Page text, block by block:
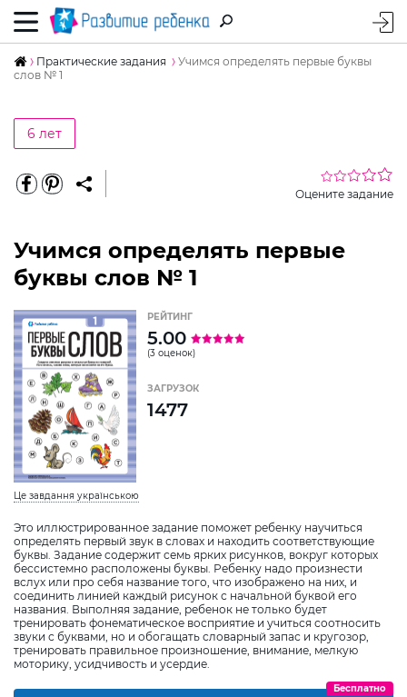
Практические задания
Учимся определять первые буквы
слов № 1
6 лет
Оцените задание
Учимся определять первые
буквы слов № 1
Це завдання українською
Это иллюстрированное задание поможет ребенку научиться
определять первый звук в словах и находить соответствующие
буквы. Задание содержит семь ярких рисунков, вокруг которых
бессистемно расположены буквы. Ребенку надо произнести
вслух или про себя название того, что изображено на них, и
соединить линией каждый рисунок с начальной буквой его
названия. Выполняя задание, ребенок не только будет
тренировать фонематическое восприятие и учиться соотносить
звуки с буквами, но и обогащать словарный запас и кругозор,
тренировать правильное произношение, внимание, мелкую
моторику, усидчивость и усердие.
РЕЙТИНГ
5.00
(3 оценок)
ЗАГРУЗОК
1477
Бесплатно